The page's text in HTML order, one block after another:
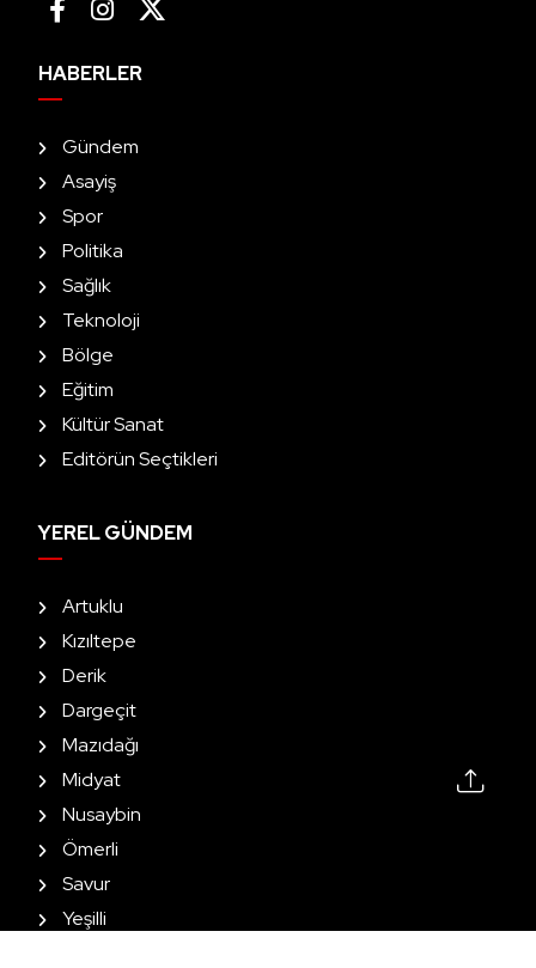
HABERLER
Gündem
Asayiş
Spor
Politika
Sağlık
Teknoloji
Bölge
Eğitim
Kültür Sanat
Editörün Seçtikleri
YEREL GÜNDEM
Artuklu
Kızıltepe
Derik
Dargeçit
Mazıdağı
Midyat
Nusaybin
Ömerli
Savur
Yeşilli